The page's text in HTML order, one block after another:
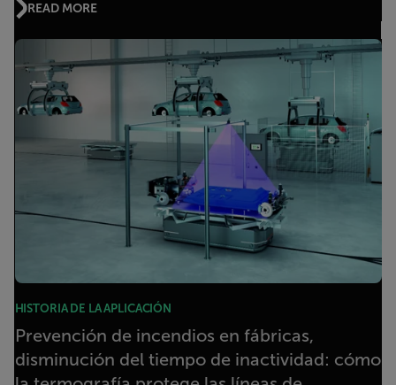
READ MORE
HISTORIA DE LA APLICACIÓN
Prevención de incendios en fábricas,
disminución del tiempo de inactividad: cómo